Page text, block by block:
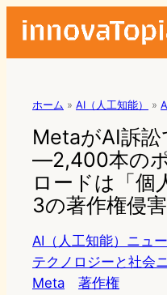
ホーム » AI（人工知能） »
MetaがAI訴
―2,400本の
ロードは「個
3の著作権侵
AI（人工知能）ニュ
テクノロジーと社会
Meta
著作権